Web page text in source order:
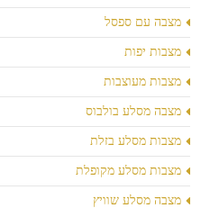
מצבה עם ספסל
מצבות יפות
מצבות מעוצבות
מצבה מסלע בולבוס
מצבות מסלע בזלת
מצבות מסלע מקופלת
מצבה מסלע שוויץ